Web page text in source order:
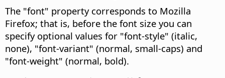
The "font" property corresponds to Mozilla
Firefox; that is, before the font size you can
specify optional values for "font-style" (italic,
none), "font-variant" (normal, small-caps) and
"font-weight" (normal, bold).